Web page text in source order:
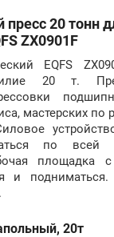
пресс 20 тонн
ZX0901F
EQFS
20 т.
мастерских по
по всей
площадка
и
20т